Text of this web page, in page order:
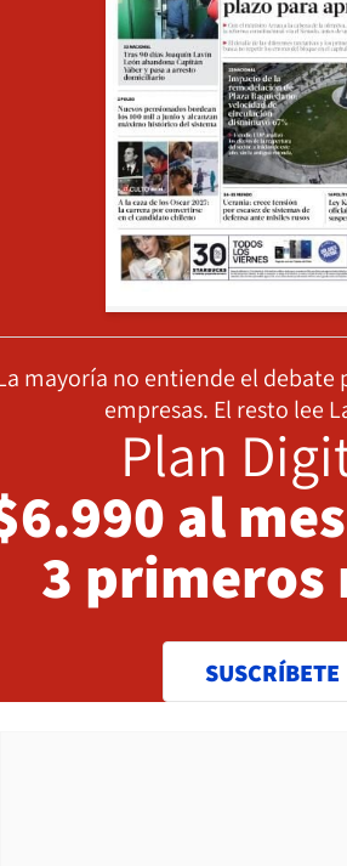
mayoría no entiende el debate
empresas. El resto lee
Plan
al
3 primeros
SUSCRÍBETE